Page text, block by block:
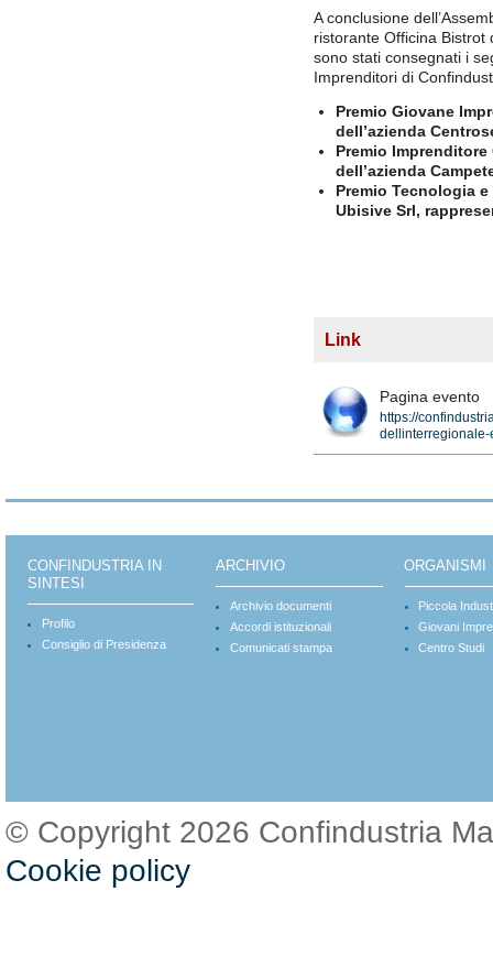
A conclusione
ristorante Officina Bistrot
sono stati consegnati i
Imprenditori di
Premio Giovane
dell’azienda
Premio Imprenditore
dell’azienda
Premio Tecnologia
Ubisive Srl,
Link
Pagina evento
https://
CONFINDUSTRIA IN
SINTESI
Profilo
Consiglio di Presidenza
ARCHIVIO
Archivio documenti
Accordi istituzionali
Comunicati stampa
ORGANISMI
Piccola
Giovani
Centro Studi
© Copyright 2026 Confindustria
Cookie policy